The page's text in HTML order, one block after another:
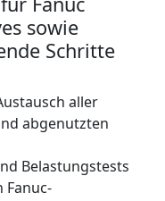
sowie
Schritte
aller
abgenutzten
Belastungstests
Fanuc-